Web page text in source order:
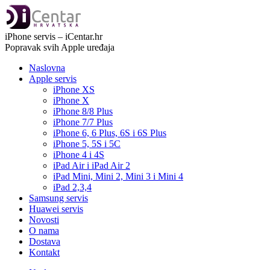
iPhone servis – iCentar.hr
Popravak svih Apple uređaja
Naslovna
Apple servis
iPhone XS
iPhone X
iPhone 8/8 Plus
iPhone 7/7 Plus
iPhone 6, 6 Plus, 6S i 6S Plus
iPhone 5, 5S i 5C
iPhone 4 i 4S
iPad Air i iPad Air 2
iPad Mini, Mini 2, Mini 3 i Mini 4
iPad 2,3,4
Samsung servis
Huawei servis
Novosti
O nama
Dostava
Kontakt